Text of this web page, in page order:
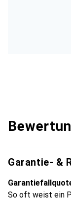
Garantie- &
So oft weist ein